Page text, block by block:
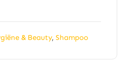
& Beauty,Shampoo